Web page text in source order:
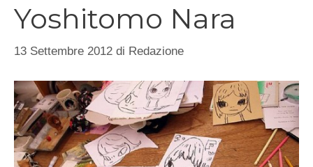
Yoshitomo Nara
13 Settembre 2012 di Redazione